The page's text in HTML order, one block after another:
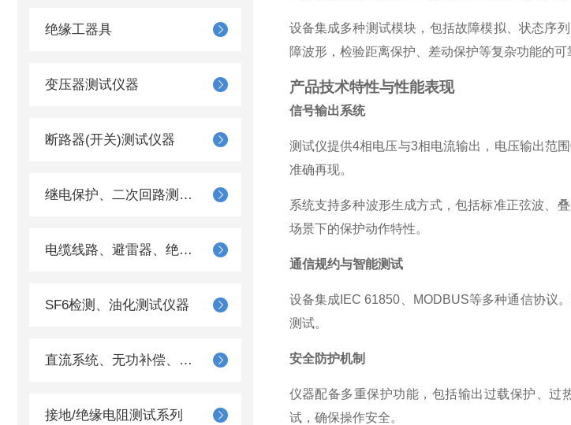
绝缘工器具
变压器测试仪器
断路器(开关)测试仪器
继电保护、二次回路测试仪器
电缆线路、避雷器、绝缘子测试仪器
SF6检测、油化测试仪器
直流系统、无功补偿、电池电机检测仪器
接地/绝缘电阻测试系列
设备集成多种测试模块，包括故障模拟、状态序
障波形，检验距离保护、差动保护等复杂功能的可
产品技术特性与性能表现
信号输出系统
测试仪提供4相电压与3相电流输出，电压输出范
准确再现。
系统支持多种波形生成方式，包括标准正弦波、
场景下的保护动作特性。
通信规约与智能测试
设备集成IEC 61850、MODBUS等多种通信协议
测试。
安全防护机制
仪器配备多重保护功能，包括输出过载保护、过
试，确保操作安全。